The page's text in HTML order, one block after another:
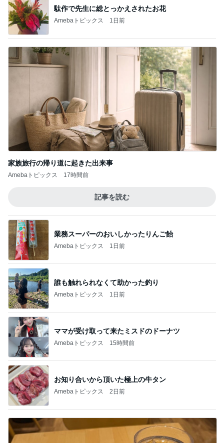
駄作で先生に総とっかえされたお花
Amebaトピックス 1日前
家族旅行の帰り道に起きた出来事
Amebaトピックス 17時間前
記事を読む
業務スーパーのおいしかったりんご飴
Amebaトピックス 1日前
誰も触れられなくて助かった釣り
Amebaトピックス 1日前
ママが受け取って来たミスドのドーナツ
Amebaトピックス 15時間前
お知り合いから頂いた極上の牛タン
Amebaトピックス 2日前